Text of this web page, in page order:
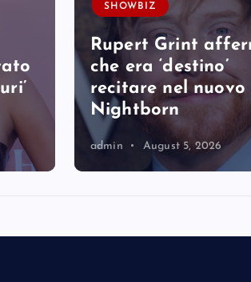
SHOWBIZ
Rupert Grint
che era ‘destino’
recitare nel
Nightborn
admin August 5, 2026